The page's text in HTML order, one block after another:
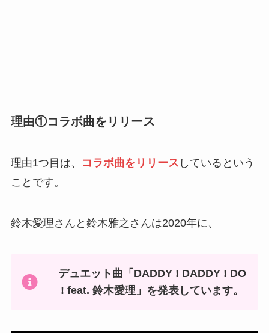
理由①コラボ曲をリリース
理由1つ目は、 コラボ曲をリリース しているという
ことです。
鈴木愛理さんと鈴木雅之さんは2020年に、
デュエット曲「DADDY ! DADDY ! DO
! feat. 鈴木愛理」を発表しています。